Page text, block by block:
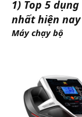
1) Top 5
nhất hiện nay
Máy chạy bộ